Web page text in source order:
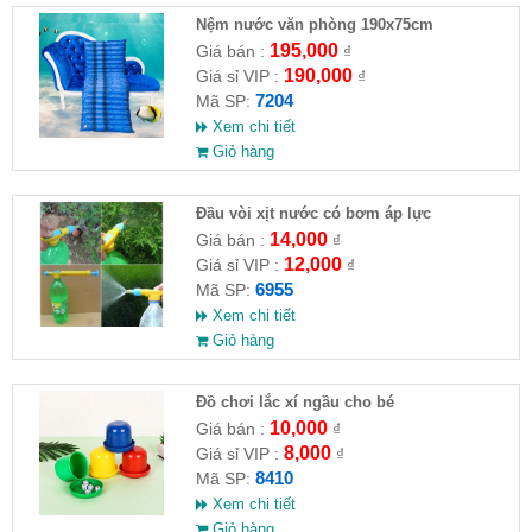
Nệm nước văn phòng 190x75cm
Giá bán : 195,000₫
Giá sỉ VIP : 190,000₫
Mã SP: 7204
Xem chi tiết
Giỏ hàng
Đầu vòi xịt nước có bơm áp lực
Giá bán : 14,000₫
Giá sỉ VIP : 12,000₫
Mã SP: 6955
Xem chi tiết
Giỏ hàng
Đồ chơi lắc xí ngầu cho bé
Giá bán : 10,000₫
Giá sỉ VIP : 8,000₫
Mã SP: 8410
Xem chi tiết